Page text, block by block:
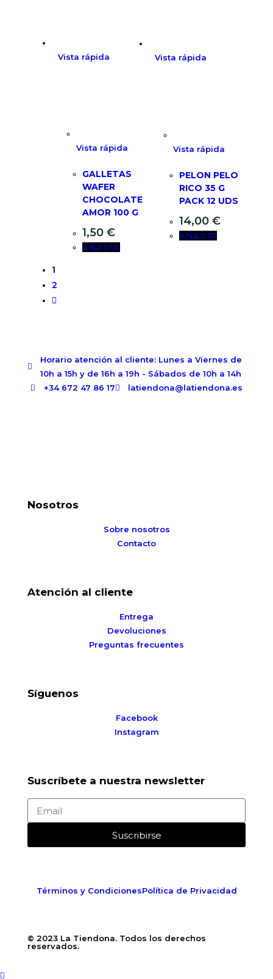
Vista rápida
Vista rápida
GALLETAS
WAFER
CHOCOLATE
AMOR 100 G
1,50 €
AÑADIR
Vista rápida
Vista rápida
PELON PELO
RICO 35 G
PACK 12 UDS
14,00 €
AÑADIR
1
2
Horario atención al cliente: Lunes a Viernes de
10h a 15h y de 16h a 19h - Sábados de 10h a 14h
+34 672 47 86 17
latiendona@latiendona.es
Nosotros
Sobre nosotros
Contacto
Atención al cliente
Entrega
Devoluciones
Preguntas frecuentes
Síguenos
Facebook
Instagram
Suscríbete a nuestra newsletter
Suscribirse
© 2023 La Tiendona. Todos los derechos
reservados.
Términos y CondicionesPolítica de Privacidad